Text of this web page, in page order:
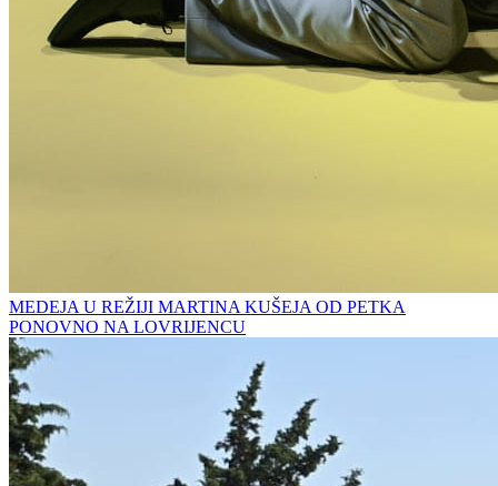
MEDEJA U REŽIJI MARTINA KUŠEJA OD PETKA
PONOVNO NA LOVRIJENCU